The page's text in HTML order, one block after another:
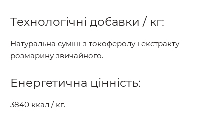
Технологічні добавки / кг:
Натуральна суміш з токоферолу і екстракту
розмарину звичайного.
Енергетична цінність:
3840 ккал / кг.